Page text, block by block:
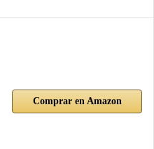
Comprar en Amazon